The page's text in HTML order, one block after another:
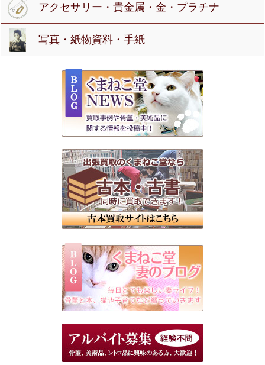
アクセサリー・貴金属・金・プラチナ
写真・紙物資料・手紙